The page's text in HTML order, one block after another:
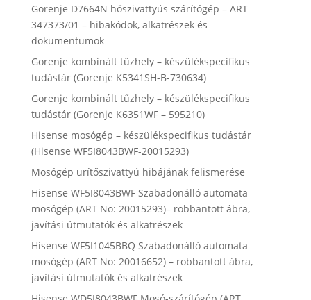
Gorenje D7664N hőszivattyús szárítógép – ART
347373/01 – hibakódok, alkatrészek és
dokumentumok
Gorenje kombinált tűzhely – készülékspecifikus
tudástár (Gorenje K5341SH-B-730634)
Gorenje kombinált tűzhely – készülékspecifikus
tudástár (Gorenje K6351WF – 595210)
Hisense mosógép – készülékspecifikus tudástár
(Hisense WF5I8043BWF-20015293)
Mosógép ürítőszivattyú hibájának felismerése
Hisense WF5I8043BWF Szabadonálló automata
mosógép (ART No: 20015293)– robbantott ábra,
javítási útmutatók és alkatrészek
Hisense WF5I1045BBQ Szabadonálló automata
mosógép (ART No: 20016652) – robbantott ábra,
javítási útmutatók és alkatrészek